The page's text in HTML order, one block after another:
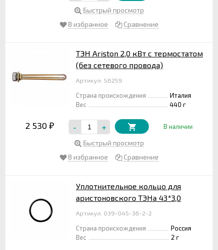
Быстрый просмотр
В избранное
Сравнение
ТЭН Ariston 2,0 кВт с термостатом
(без сетевого провода)
Артикул: S6259
Страна происхождения
Италия
Вес
440 г
2 530 ₽ - + В наличии
Быстрый просмотр
В избранное
Сравнение
Уплотнительное кольцо для
аристоновского ТЭНа 43*3,0
Артикул: 039-045-36-2-2
Страна происхождения
Россия
Вес
2 г